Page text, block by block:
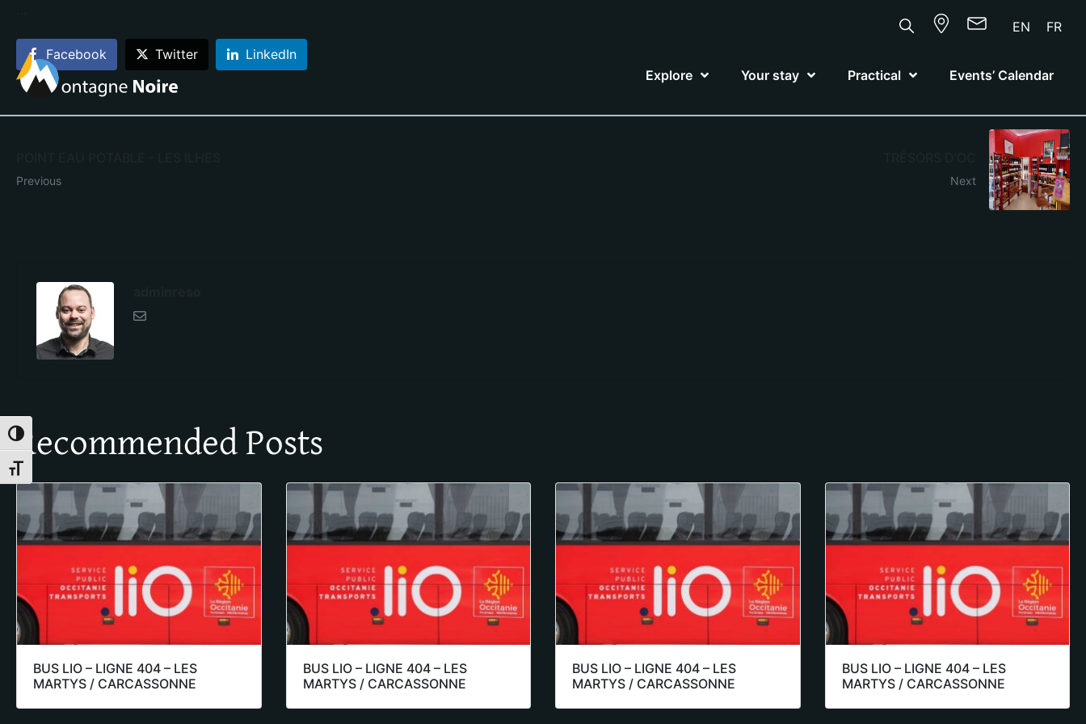
Toggle High Contrast
Toggle Font size
EN FR
Explore Your stay Practical Events’ Calendar
Facebook Twitter LinkedIn
Previous Next
Recommended Posts
BUS LIO – LIGNE 404 – LES
MARTYS / CARCASSONNE
BUS LIO – LIGNE 404 – LES
MARTYS / CARCASSONNE
BUS LIO – LIGNE 404 – LES
MARTYS / CARCASSONNE
BUS LIO – LIGNE 404 – LES
MARTYS / CARCASSONNE